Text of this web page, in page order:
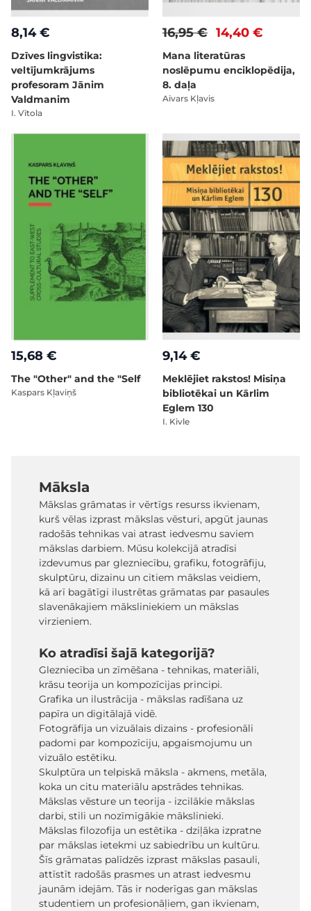
8,14 €
Dzīves lingvistika:
veltījumkrājums
profesoram Jānim
Valdmanim
I. Vītola
14,40 €
16,95 €
Mana literatūras
noslēpumu enciklopēdija,
8. daļa
Aivars Kļavis
15,68 €
The "Other" and the "Self
Kaspars Kļaviņš
9,14 €
Meklējiet rakstos! Misiņa
bibliotēkai un Kārlim
Eglem 130
I. Kivle
Māksla
Mākslas grāmatas ir vērtīgs resurss ikvienam,
kurš vēlas izprast mākslas vēsturi, apgūt jaunas
radošās tehnikas vai atrast iedvesmu saviem
mākslas darbiem. Mūsu kolekcijā atradīsi
izdevumus par glezniecību, grafiku, fotogrāfiju,
skulptūru, dizainu un citiem mākslas veidiem,
kā arī bagātīgi ilustrētas grāmatas par pasaules
slavenākajiem māksliniekiem un mākslas
virzieniem.
Ko atradīsi šajā kategorijā?
Glezniecība un zīmēšana - tehnikas, materiāli,
krāsu teorija un kompozīcijas principi.
Grafika un ilustrācija - mākslas radīšana uz
papīra un digitālajā vidē.
Fotogrāfija un vizuālais dizains - profesionāli
padomi par kompozīciju, apgaismojumu un
vizuālo estētiku.
Skulptūra un telpiskā māksla - akmens, metāla,
koka un citu materiālu apstrādes tehnikas.
Mākslas vēsture un teorija - izcilākie mākslas
darbi, stili un nozīmīgākie mākslinieki.
Mākslas filozofija un estētika - dziļāka izpratne
par mākslas ietekmi uz sabiedrību un kultūru.
Šīs grāmatas palīdzēs izprast mākslas pasauli,
attīstīt radošās prasmes un atrast iedvesmu
jaunām idejām. Tās ir noderīgas gan mākslas
studentiem un profesionāļiem, gan ikvienam,